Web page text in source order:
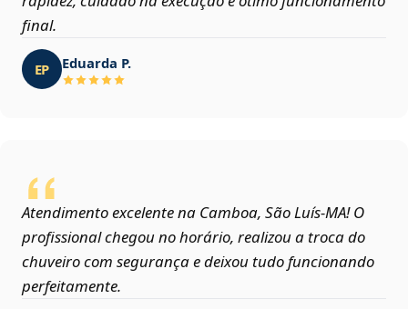
final.
EP Eduarda P.
Atendimento excelente na Camboa, São Luís‑MA! O
profissional chegou no horário, realizou a troca do
chuveiro com segurança e deixou tudo funcionando
perfeitamente.